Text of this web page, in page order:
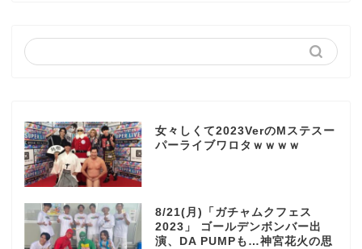
女々しくて2023VerのMステスー
パーライブワロタｗｗｗｗ
8/21(月)「ガチャムクフェス
2023」 ゴールデンボンバー出
演、DA PUMPも…神宮花火の思